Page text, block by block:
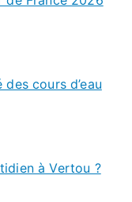
cours d’eau
à Vertou ?